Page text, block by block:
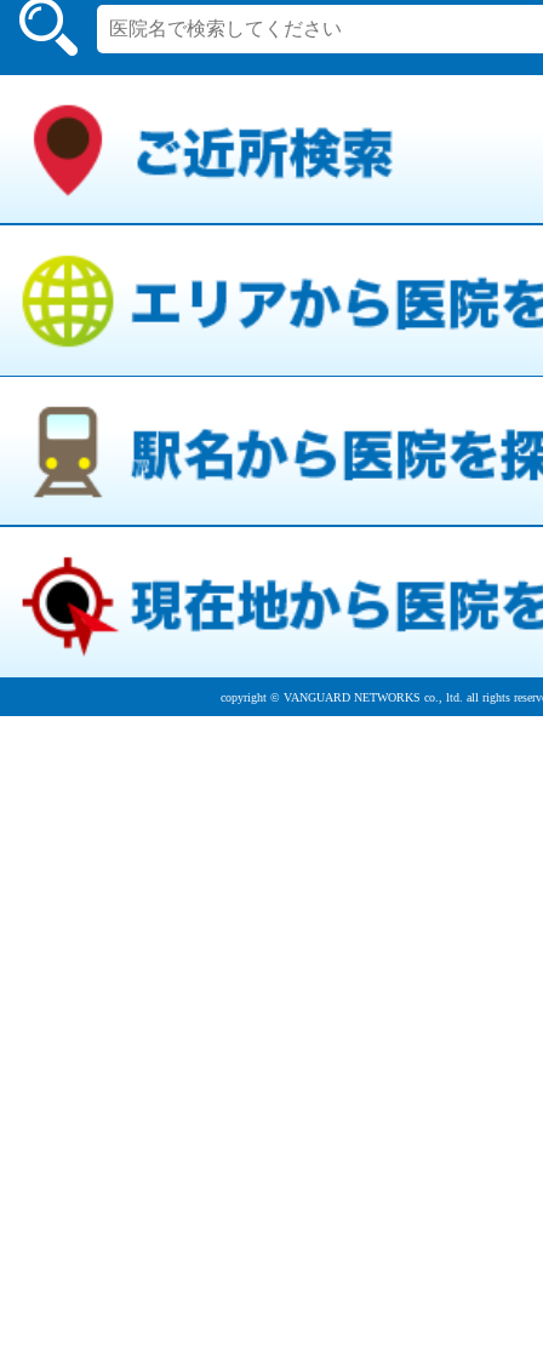
copyright © VANGUARD NETWORKS co., ltd. all rights